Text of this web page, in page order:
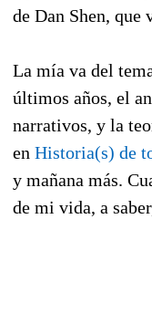
de Dan Shen, que
La mía va del
últimos años, el
narrativos, y la
en Historia(s) de
y mañana más.
de mi vida, a